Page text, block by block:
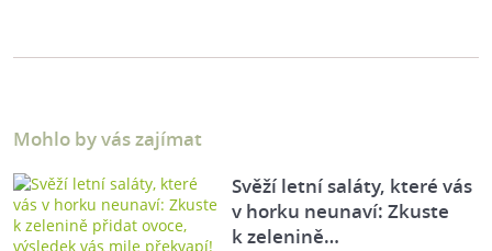
Mohlo by vás zajímat
Svěží letní saláty, které vás
v horku neunaví: Zkuste
k zelenině…